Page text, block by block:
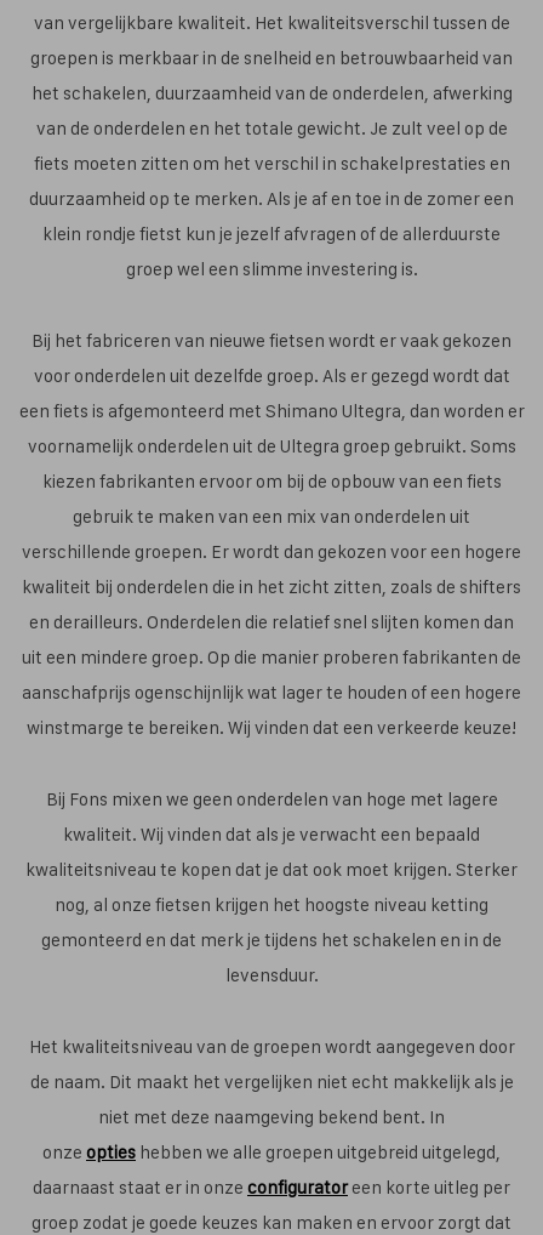
van vergelijkbare kwaliteit. Het kwaliteitsverschil tussen de
groepen is merkbaar in de snelheid en betrouwbaarheid van
het schakelen, duurzaamheid van de onderdelen, afwerking
van de onderdelen en het totale gewicht. Je zult veel op de
fiets moeten zitten om het verschil in schakelprestaties en
duurzaamheid op te merken. Als je af en toe in de zomer een
klein rondje fietst kun je jezelf afvragen of de allerduurste
groep wel een slimme investering is.
Bij het fabriceren van nieuwe fietsen wordt er vaak gekozen
voor onderdelen uit dezelfde groep. Als er gezegd wordt dat
een fiets is afgemonteerd met Shimano Ultegra, dan worden er
voornamelijk onderdelen uit de Ultegra groep gebruikt. Soms
kiezen fabrikanten ervoor om bij de opbouw van een fiets
gebruik te maken van een mix van onderdelen uit
verschillende groepen. Er wordt dan gekozen voor een hogere
kwaliteit bij onderdelen die in het zicht zitten, zoals de shifters
en derailleurs. Onderdelen die relatief snel slijten komen dan
uit een mindere groep. Op die manier proberen fabrikanten de
aanschafprijs ogenschijnlijk wat lager te houden of een hogere
winstmarge te bereiken. Wij vinden dat een verkeerde keuze!
Bij Fons mixen we geen onderdelen van hoge met lagere
kwaliteit. Wij vinden dat als je verwacht een bepaald
kwaliteitsniveau te kopen dat je dat ook moet krijgen. Sterker
nog, al onze fietsen krijgen het hoogste niveau ketting
gemonteerd en dat merk je tijdens het schakelen en in de
levensduur.
Het kwaliteitsniveau van de groepen wordt aangegeven door
de naam. Dit maakt het vergelijken niet echt makkelijk als je
niet met deze naamgeving bekend bent. In
onze opties hebben we alle groepen uitgebreid uitgelegd,
daarnaast staat er in onze configuratoreen korte uitleg per
groep zodat je goede keuzes kan maken en ervoor zorgt dat